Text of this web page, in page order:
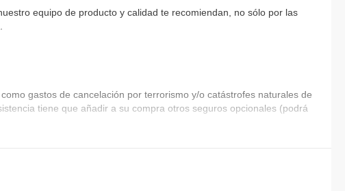
equipo de producto y calidad te recomiendan, no sólo por las
gastos de cancelación por terrorismo y/o catástrofes naturales de
tiene que añadir a su compra otros seguros opcionales (podrá